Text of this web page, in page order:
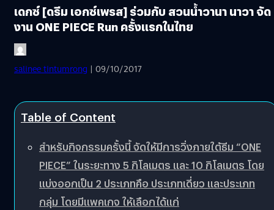
เดกซ์ [ดรีม เอกซ์เพรส] ร่วมกับ สวนน้ำวานา นาวา จัด
งาน ONE PIECE Run ครั้งแรกในไทย
salinee tintumrong | 09/10/2017
Table of Content
สำหรับกิจกรรมครั้งนี้ จัดให้มีการวิ่งภายใต้ธีม “ONE
PIECE” ในระยะทาง 5 กิโลเมตร และ 10 กิโลเมตร โดย
แบ่งออกเป็น 2 ประเภทคือ ประเภทเดี่ยว และประเภท
กลุ่ม โดยมีแพคเกจ ให้เลือกได้แก่